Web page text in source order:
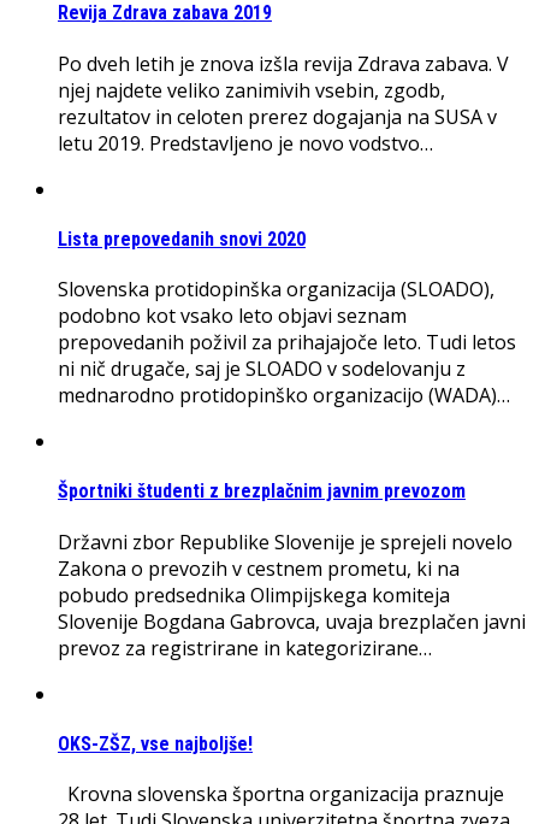
Revija Zdrava zabava 2019
Po dveh letih je znova izšla revija Zdrava zabava. V
njej najdete veliko zanimivih vsebin, zgodb,
rezultatov in celoten prerez dogajanja na SUSA v
letu 2019. Predstavljeno je novo vodstvo…
Lista prepovedanih snovi 2020
Slovenska protidopinška organizacija (SLOADO),
podobno kot vsako leto objavi seznam
prepovedanih poživil za prihajajoče leto. Tudi letos
ni nič drugače, saj je SLOADO v sodelovanju z
mednarodno protidopinško organizacijo (WADA)…
Športniki študenti z brezplačnim javnim prevozom
Državni zbor Republike Slovenije je sprejeli novelo
Zakona o prevozih v cestnem prometu, ki na
pobudo predsednika Olimpijskega komiteja
Slovenije Bogdana Gabrovca, uvaja brezplačen javni
prevoz za registrirane in kategorizirane…
OKS-ZŠZ, vse najboljše!
Krovna slovenska športna organizacija praznuje